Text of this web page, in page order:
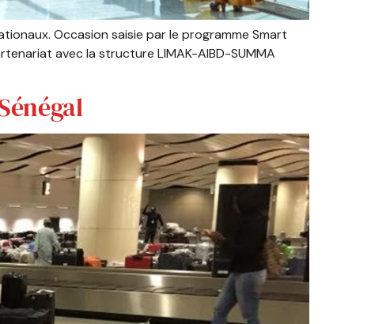
Occasion saisie par le programme Smart
avec la structure LIMAK-AIBD-SUMMA